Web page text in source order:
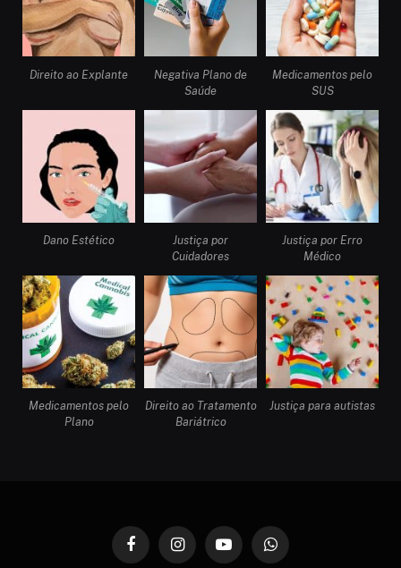
Direito ao Explante
Negativa Plano de
Saúde
Medicamentos pelo
SUS
Dano Estético
Justiça por
Cuidadores
Justiça por Erro
Médico
Medicamentos pelo
Plano
Direito ao Tratamento
Bariátrico
Justiça para autistas
FacebookInstagramYouTubeWhatsApp